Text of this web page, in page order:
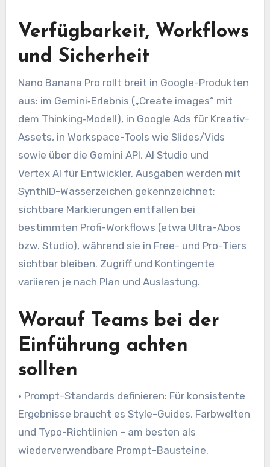
Verfügbarkeit, Workflows
und Sicherheit
Nano Banana Pro rollt breit in Google-Produkten
aus: im Gemini‑Erlebnis („Create images“ mit
dem Thinking‑Modell), in Google Ads für Kreativ-
Assets, in Workspace-Tools wie Slides/Vids
sowie über die Gemini API, AI Studio und
Vertex AI für Entwickler. Ausgaben werden mit
SynthID-Wasserzeichen gekennzeichnet;
sichtbare Markierungen entfallen bei
bestimmten Profi-Workflows (etwa Ultra-Abos
bzw. Studio), während sie in Free- und Pro-Tiers
sichtbar bleiben. Zugriff und Kontingente
variieren je nach Plan und Auslastung.
Worauf Teams bei der
Einführung achten
sollten
• Prompt-Standards definieren: Für konsistente
Ergebnisse braucht es Style-Guides, Farbwelten
und Typo-Richtlinien – am besten als
wiederverwendbare Prompt-Bausteine.